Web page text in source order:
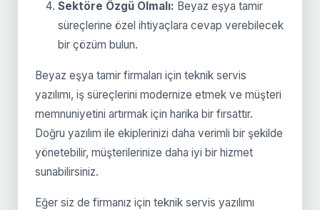
Sektöre Özgü Olmalı: Beyaz eşya tamir
süreçlerine özel ihtiyaçlara cevap verebilecek
bir çözüm bulun.
Beyaz eşya tamir firmaları için teknik servis
yazılımı, iş süreçlerini modernize etmek ve müşteri
memnuniyetini artırmak için harika bir fırsattır.
Doğru yazılım ile ekiplerinizi daha verimli bir şekilde
yönetebilir, müşterilerinize daha iyi bir hizmet
sunabilirsiniz.
Eğer siz de firmanız için teknik servis yazılımı